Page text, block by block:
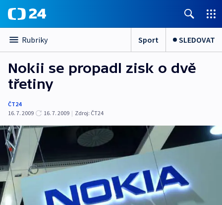
Rubriky Sport SLEDOVAT
Nokii se propadl zisk o dvě
třetiny
ČT24
16. 7. 2009
16. 7. 2009 | Zdroj: ČT24